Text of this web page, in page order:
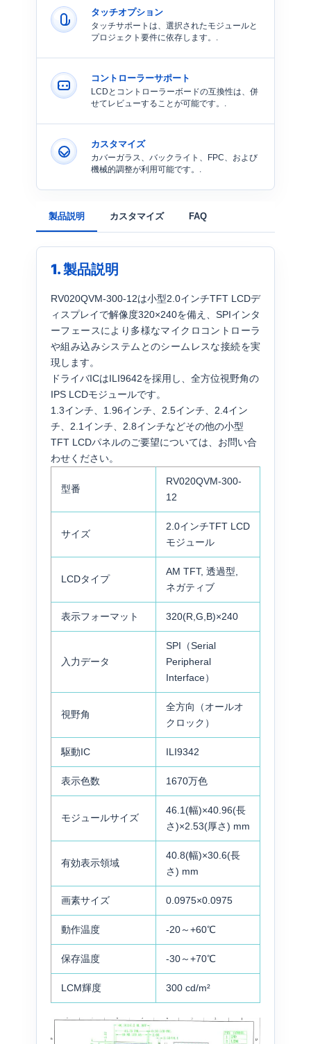
タッチオプション
タッチサポートは、選択されたモジュールと
プロジェクト要件に依存します。.
コントローラーサポート
LCDとコントローラーボードの互換性は、併
せてレビューすることが可能です。.
カスタマイズ
カバーガラス、バックライト、FPC、および
機械的調整が利用可能です。.
製品説明 カスタマイズ FAQ
1. 製品説明
RV020QVM-300-12は小型2.0インチTFT LCDデ
ィスプレイで解像度320×240を備え、SPIインタ
ーフェースにより多様なマイクロコントローラ
や組み込みシステムとのシームレスな接続を実
現します。
ドライバICはILI9642を採用し、全方位視野角の
IPS LCDモジュールです。
1.3インチ、1.96インチ、2.5インチ、2.4イン
チ、2.1インチ、2.8インチなどその他の小型
TFT LCDパネルのご要望については、お問い合
わせください。
型番
RV020QVM-300-
12
サイズ
2.0インチTFT LCD
モジュール
LCDタイプ
AM TFT, 透過型,
ネガティブ
表示フォーマット 320(R,G,B)×240
入力データ
SPI（Serial
Peripheral
Interface）
視野角
全方向（オールオ
クロック）
駆動IC ILI9342
表示色数 1670万色
モジュールサイズ
46.1(幅)×40.96(長
さ)×2.53(厚さ) mm
有効表示領域
40.8(幅)×30.6(長
さ) mm
画素サイズ 0.0975×0.0975
動作温度 -20～+60℃
保存温度 -30～+70℃
LCM輝度 300 cd/m²